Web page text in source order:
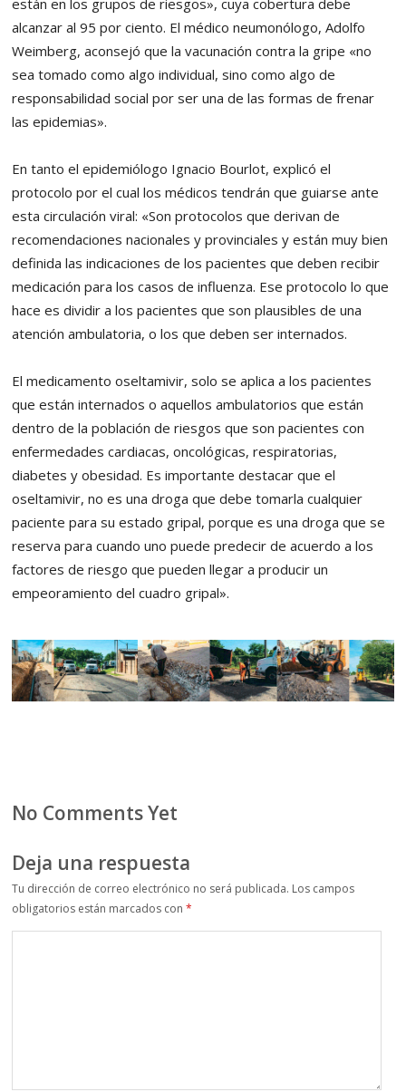
alcanzar al 95 por ciento. El médico neumonólogo, Adolfo
Weimberg, aconsejó que la vacunación contra la gripe «no
sea tomado como algo individual, sino como algo de
responsabilidad social por ser una de las formas de frenar
las epidemias».
En tanto el epidemiólogo Ignacio Bourlot, explicó el
protocolo por el cual los médicos tendrán que guiarse ante
esta circulación viral: «Son protocolos que derivan de
recomendaciones nacionales y provinciales y están muy bien
definida las indicaciones de los pacientes que deben recibir
medicación para los casos de influenza. Ese protocolo lo que
hace es dividir a los pacientes que son plausibles de una
atención ambulatoria, o los que deben ser internados.
El medicamento oseltamivir, solo se aplica a los pacientes
que están internados o aquellos ambulatorios que están
dentro de la población de riesgos que son pacientes con
enfermedades cardiacas, oncológicas, respiratorias,
diabetes y obesidad. Es importante destacar que el
oseltamivir, no es una droga que debe tomarla cualquier
paciente para su estado gripal, porque es una droga que se
reserva para cuando uno puede predecir de acuerdo a los
factores de riesgo que pueden llegar a producir un
empeoramiento del cuadro gripal».
No Comments Yet
Deja una respuesta
Tu dirección de correo electrónico no será publicada. Los campos
obligatorios están marcados con*